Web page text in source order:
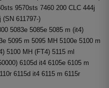
9570sts 7460 200 CLC 444j
(SN 611797-)
5083e 5085e 5085 m (it4)
5095 m 5095 MH 5100e 5100 m
5100 MH (FT4) 5115 ml
6105d it4 6105e 6105 m
6115d it4 6115 m 6115r